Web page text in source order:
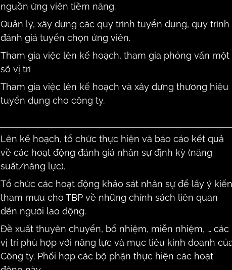
nguồn ứng viên tiềm năng.
Quản lý, xây dựng các quy trình tuyển dụng, quy trình
đánh giá tuyển chọn ứng viên.
Tham gia việc lên kế hoạch, tham gia phỏng vấn một
số vị trí
Tham gia việc lên kế hoạch và xây dựng thương hiệu
tuyển dụng cho công ty.
Lên kế hoạch, tổ chức thực hiện và báo cáo kết quả
về các hoạt động đánh giá nhân sự định kỳ (năng
suất/năng lực).
Tổ chức các hoạt động khảo sát nhân sự để lấy ý
tham mưu cho TBP về những chính sách liên quan
đến người lao động.
Đề xuất thuyên chuyển, bổ nhiệm, miễn nhiệm, … các
vị trí phù hợp với năng lực và mục tiêu kinh doanh
Công ty. Phối hợp các bộ phận thực hiện các hoạt